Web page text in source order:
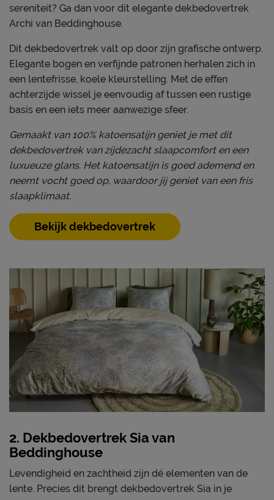
sereniteit? Ga dan voor dit elegante dekbedovertrek
Archi van Beddinghouse.
Dit dekbedovertrek valt op door zijn grafische ontwerp.
Elegante bogen en verfijnde patronen herhalen zich in
een lentefrisse, koele kleurstelling. Met de effen
achterzijde wissel je eenvoudig af tussen een rustige
basis en een iets meer aanwezige sfeer.
Gemaakt van 100% katoensatijn geniet je met dit
dekbedovertrek van zijdezacht slaapcomfort en een
luxueuze glans. Het katoensatijn is goed ademend en
neemt vocht goed op, waardoor jij geniet van een fris
slaapklimaat.
Bekijk dekbedovertrek
2. Dekbedovertrek Sia van
Beddinghouse
Levendigheid en zachtheid zijn dé elementen van de
lente. Precies dit brengt dekbedovertrek Sia in je